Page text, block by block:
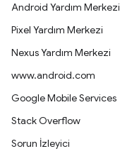
Android Yardım Merkezi
Pixel Yardım Merkezi
Nexus Yardım Merkezi
www.android.com
Google Mobile Services
Stack Overflow
Sorun İzleyici